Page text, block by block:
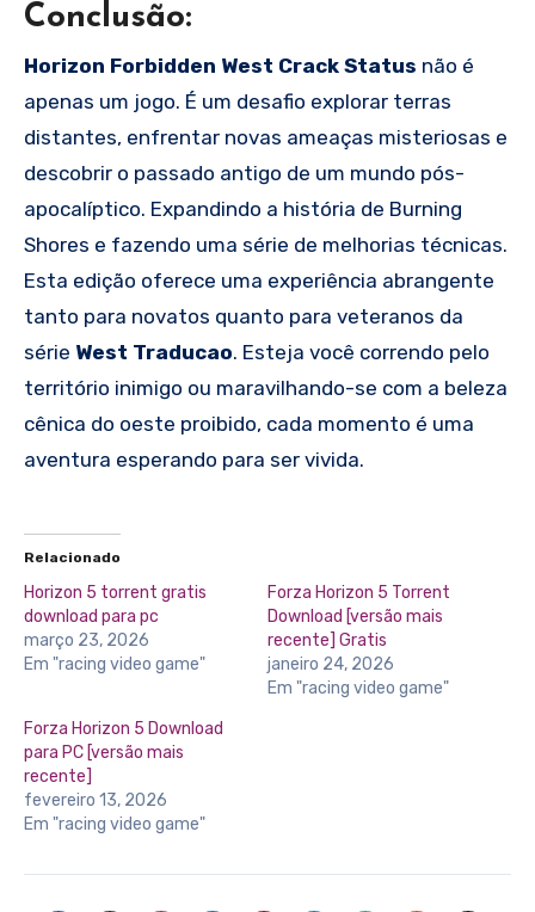
Conclusão:
Horizon Forbidden West Crack Status não é
apenas um jogo. É um desafio explorar terras
distantes, enfrentar novas ameaças misteriosas e
descobrir o passado antigo de um mundo pós-
apocalíptico. Expandindo a história de Burning
Shores e fazendo uma série de melhorias técnicas.
Esta edição oferece uma experiência abrangente
tanto para novatos quanto para veteranos da
série West Traducao. Esteja você correndo pelo
território inimigo ou maravilhando-se com a beleza
cênica do oeste proibido, cada momento é uma
aventura esperando para ser vivida.
Relacionado
Horizon 5 torrent gratis
download para pc
março 23, 2026
Em "racing video game"
Forza Horizon 5 Torrent
Download [versão mais
recente] Gratis
janeiro 24, 2026
Em "racing video game"
Forza Horizon 5 Download
para PC [versão mais
recente]
fevereiro 13, 2026
Em "racing video game"